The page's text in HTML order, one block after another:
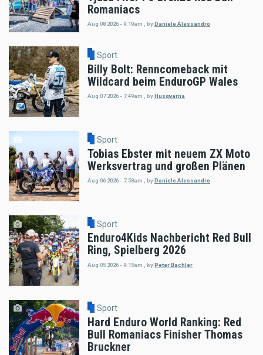
Romaniacs
Aug 08 2026 - 9:19am , byDaniele Alessandro
Sport
Billy Bolt: Renncomeback mit
Wildcard beim EnduroGP Wales
Aug 07 2026 - 7:49am byHusqvarna
Sport
Tobias Ebster mit neuem ZX Moto
Werksvertrag und großen Plänen
Aug 06 2026 - 7:58am byDaniele Alessandro
Sport
Enduro4Kids Nachbericht Red Bull
Ring, Spielberg 2026
Aug 05 2026 - 9:15am byPeter Bachler
Sport
Hard Enduro World Ranking: Red
Bull Romaniacs Finisher Thomas
Bruckner